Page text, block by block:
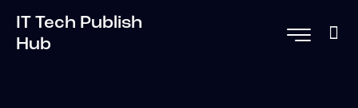
IT Tech Publish
Hub